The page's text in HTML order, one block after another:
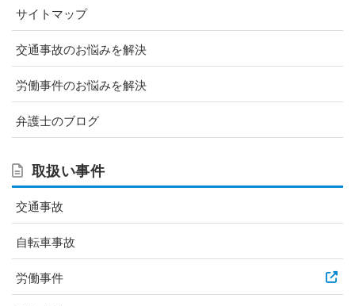
サイトマップ
交通事故のお悩みを解決
労働事件のお悩みを解決
弁護士のブログ
取扱い事件
交通事故
自転車事故
労働事件